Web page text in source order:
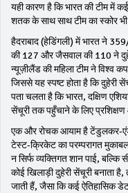
यही कारण है कि भारत की टीम में
शतक के साथ साथ टीम का स्कोर भी
हैदराबाद (हेडिंगली) में भारत ने
की 127 और जैसवाल की 110 ने
न्यूज़ीलैंड की महिला टीम ने विश्व
जिससे यह स्पष्ट होता है कि दुहेरी
पता चलता है किभारत, दक्षिण
सेंचूरी तक पहुँचाने के लिए
एक और रोचक आयाम है
टेस्ट‑क्रिकेट का परम्परागत
न सिर्फ व्यक्तिगत शान पाई, बल्कि
कोई खिलाड़ी दुहेरी सेंचूरी बनाता
जाती हैं, जैसा कि कई ऐतिहासिक